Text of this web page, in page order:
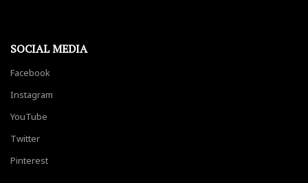
SOCIAL MEDIA
Facebook
Instagram
YouTube
Twitter
Pinterest